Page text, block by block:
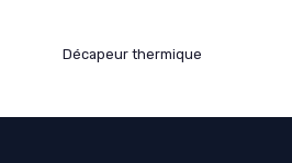
Décapeur thermique